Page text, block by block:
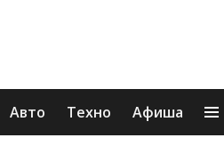
Авто Техно Афиша